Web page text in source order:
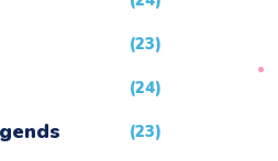
(23)
(24)
(23)